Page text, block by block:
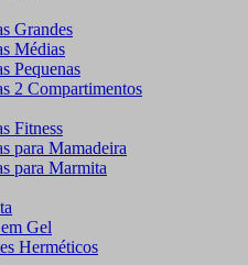
Grandes
Médias
Pequenas
2 Compartimentos
Fitness
para Mamadeira
para Marmita
Gel
Herméticos